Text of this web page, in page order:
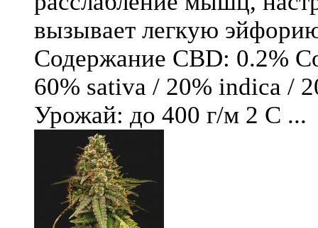
вызывает легкую
Содержание CBD: 0.2%
60% sativa / 20% indica /
Урожай: до 400 г/м 2 С ...